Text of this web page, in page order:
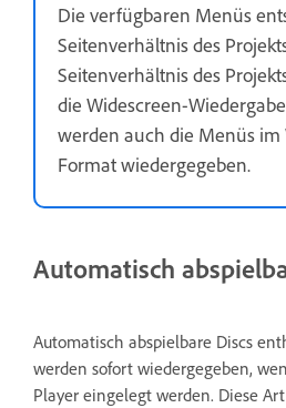
Die verfügbaren Menüs
Seitenverhältnis des
Seitenverhältnis des
die Widescreen-
werden auch die Menüs im
Format wiedergegeben.
Automatisch
Automatisch abspielbare Discs
werden sofort wiedergegeben,
Player eingelegt werden. Diese